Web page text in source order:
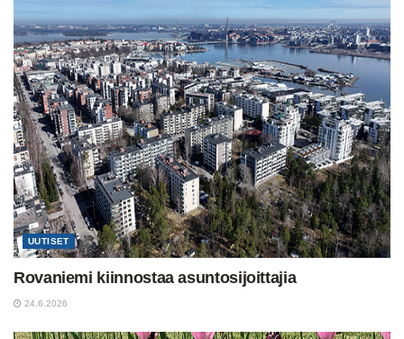
UUTISET
Rovaniemi kiinnostaa asuntosijoittajia
24.6.2026